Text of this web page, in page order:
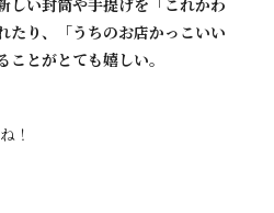
しい封筒や手提げを「これかわ
たり、「うちのお店かっこいい
とがとても嬉しい。
！